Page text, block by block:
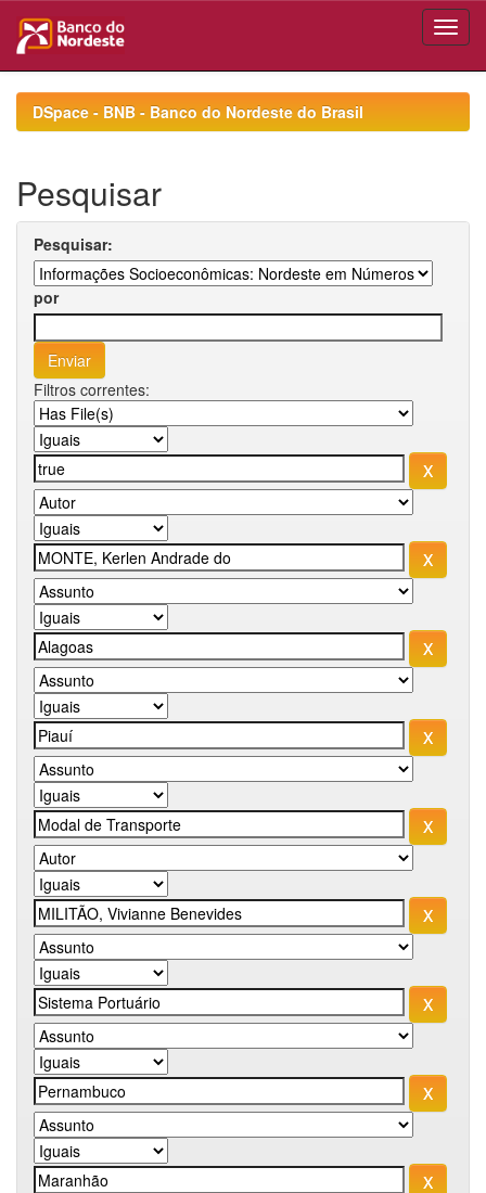
navigationDSpace - BNB - Banco do Nordeste do Brasil
Pesquisar
Pesquisar:
por
Filtros correntes: